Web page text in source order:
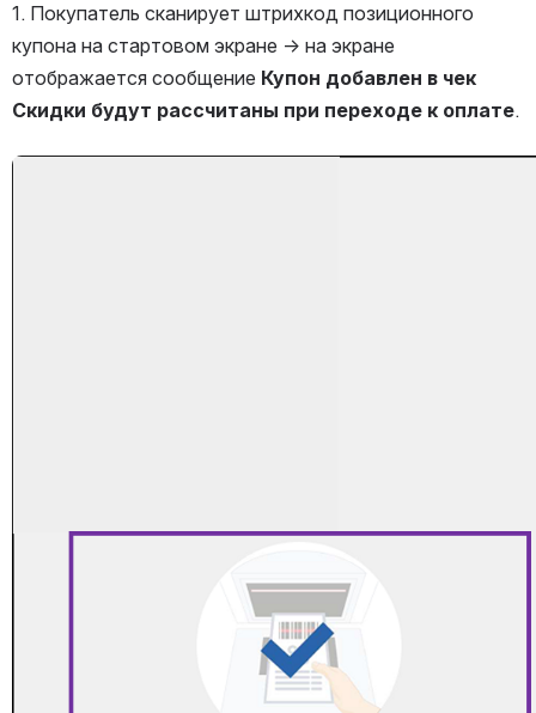
1. Покупатель сканирует штрихкод позиционного
купона на стартовом экране → на экране
отображается сообщение Купон добавлен в чек
Скидки будут рассчитаны при переходе к оплате.